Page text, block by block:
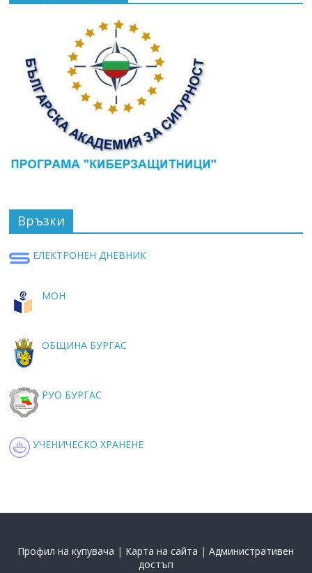
Връзки
ЕЛЕКТРОНЕН ДНЕВНИК
МОН
ОБЩИНА БУРГАС
РУО БУРГАС
УЧЕНИЧЕСКО ХРАНЕНЕ
Профил на купувача | Карта на сайта |Административен
достъп